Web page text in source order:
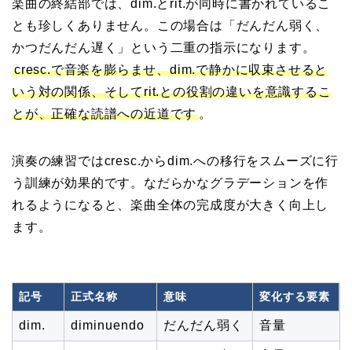
楽曲の終結部では、dim.とrit.が同時に書かれているこ
とも珍しくありません。この場合は「だんだん弱く、
かつだんだん遅く」という二重の指示になります。
cresc.で音楽を膨らませ、dim.で静かに収束させると
いう対の関係、そしてrit.との役割の違いを意識するこ
とが、正確な読譜への近道です 。
演奏の練習ではcresc.からdim.への移行をスムーズに行
う訓練が効果的です。なだらかなグラデーションを作
れるようになると、楽曲全体の完成度が大きく向上し
ます。
記号 正式名称 意味 変化する要素
dim. diminuendo だんだん弱く 音量